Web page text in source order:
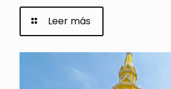
Leer más